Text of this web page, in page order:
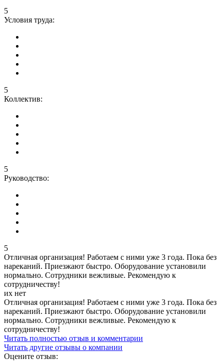
5
Условия труда:
5
Коллектив:
5
Руководство:
5
Отличная организация! Работаем с ними уже 3 года. Пока без
нареканий. Приезжают быстро. Оборудование установили
нормально. Сотрудники вежливые. Рекомендую к
сотрудничеству!
их нет
Отличная организация! Работаем с ними уже 3 года. Пока без
нареканий. Приезжают быстро. Оборудование установили
нормально. Сотрудники вежливые. Рекомендую к
сотрудничеству!
Читать полностью отзыв и комментарии
Читать другие отзывы о компании
Оцените отзыв: